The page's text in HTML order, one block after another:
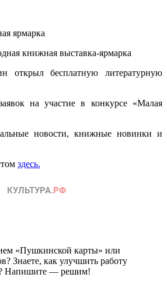
ярмарка
книжная выставка-ярмарка
бесплатную литературную
на участие в конкурсе «Малая
новости, книжные новинки и
здесь.
«Пушкинской карты» или
Знаете, как улучшить работу
Напишите — решим!